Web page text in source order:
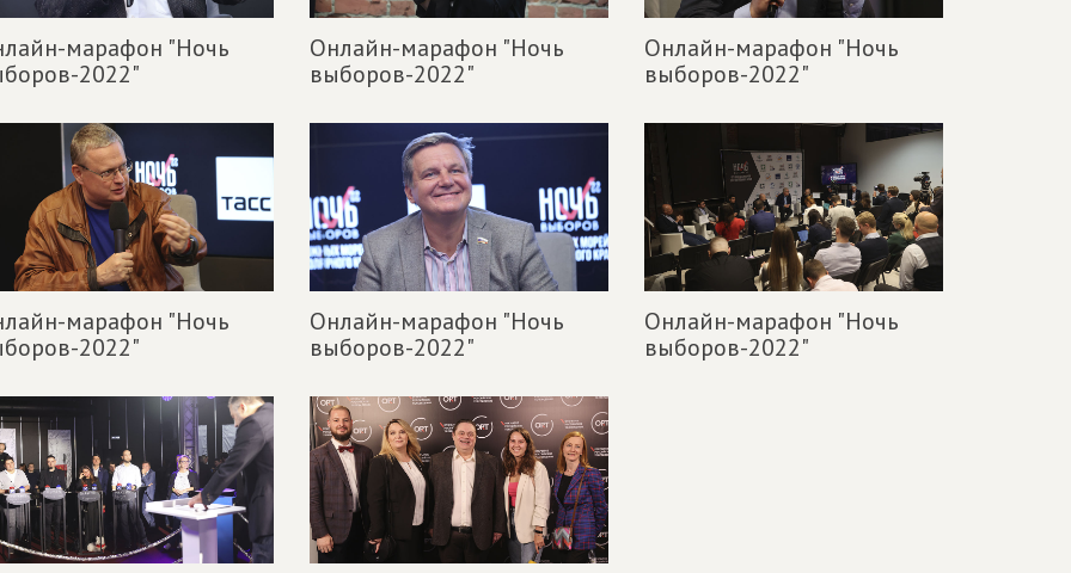
марафон "Ночь
2022"
Онлайн-марафон "Ночь
выборов-2022"
Онлайн-марафон "Ночь
выборов-2022"
марафон "Ночь
2022"
Онлайн-марафон "Ночь
выборов-2022"
Онлайн-марафон "Ночь
выборов-2022"